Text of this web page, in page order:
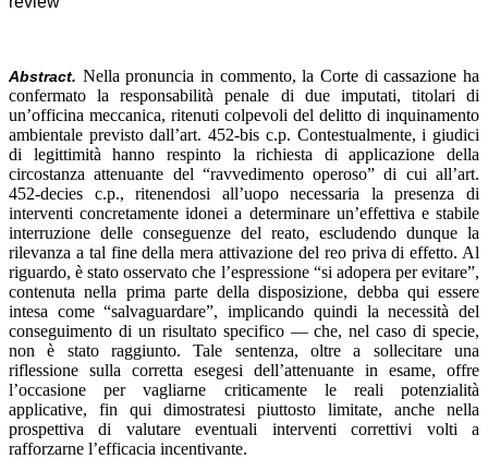
Abstract. Nella pronuncia in commento, la Corte di cassazione ha
confermato la responsabilità penale di due imputati, titolari di
un’officina meccanica, ritenuti colpevoli del delitto di inquinamento
ambientale previsto dall’art. 452-bis c.p. Contestualmente, i giudici
di legittimità hanno respinto la richiesta di applicazione della
circostanza attenuante del “ravvedimento operoso” di cui all’art.
452-decies c.p., ritenendosi all’uopo necessaria la presenza di
interventi concretamente idonei a determinare un’effettiva e stabile
interruzione delle conseguenze del reato, escludendo dunque la
rilevanza a tal fine della mera attivazione del reo priva di effetto. Al
riguardo, è stato osservato che l’espressione “si adopera per evitare”,
contenuta nella prima parte della disposizione, debba qui essere
intesa come “salvaguardare”, implicando quindi la necessità del
conseguimento di un risultato specifico — che, nel caso di specie,
non è stato raggiunto. Tale sentenza, oltre a sollecitare una
riflessione sulla corretta esegesi dell’attenuante in esame, offre
l’occasione per vagliarne criticamente le reali potenzialità
applicative, fin qui dimostratesi piuttosto limitate, anche nella
prospettiva di valutare eventuali interventi correttivi volti a
rafforzarne l’efficacia incentivante.